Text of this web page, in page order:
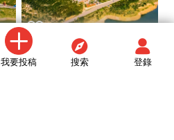
0
我要投稿 搜索 登錄